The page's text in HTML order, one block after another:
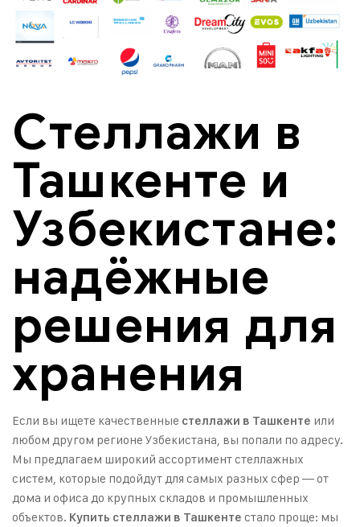
Стеллажи в
Ташкенте и
Узбекистане:
надёжные
решения для
хранения
Если вы ищете качественные стеллажи в Ташкенте или
любом другом регионе Узбекистана, вы попали по адресу.
Мы предлагаем широкий ассортимент стеллажных
систем, которые подойдут для самых разных сфер — от
дома и офиса до крупных складов и промышленных
объектов. Купить стеллажи в Ташкенте стало проще: мы